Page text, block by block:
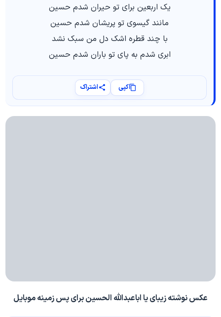
یک اربعین برای تو حیران شدم حسین
مانند گیسوی تو پریشان شدم حسین
با چند قطره اشک دل من سبک نشد
ابری شدم به پای تو باران شدم حسین
کپی اشتراک
عکس نوشته زیبای یا اباعبدالله الحسین برای پس زمینه موبایل